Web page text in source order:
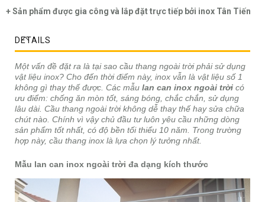
+ Sản phẩm được gia công và lắp đặt trực tiếp bởi inox Tân Tiến
DETAILS
Một vấn đề đặt ra là tại sao cầu thang ngoài trời phải sử dụng
vật liệu inox? Cho đến thời điểm này, inox vẫn là vật liệu số 1
không gì thay thế được. Các mẫu lan can inox ngoài trời có
ưu điểm: chống ăn mòn tốt, sáng bóng, chắc chắn, sử dụng
lâu dài. Cầu thang ngoài trời không dễ thay thế hay sửa chữa
chút nào. Chính vì vậy chủ đầu tư luôn yêu cầu những dòng
sản phẩm tốt nhất, có độ bền tối thiểu 10 năm. Trong trường
hợp này, cầu thang inox là lựa chọn lý tưởng nhất.
Mẫu lan can inox ngoài trời đa dạng kích thước